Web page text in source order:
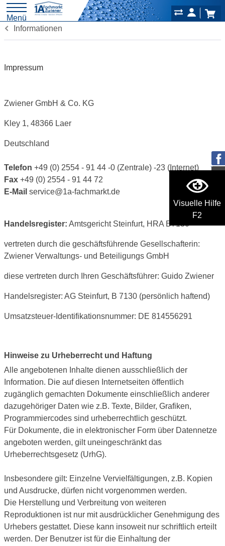
Visuelle Hilfe
F2
Menü
Informationen
Impressum
Zwiener GmbH & Co. KG
Kley 1, 48366 Laer
Deutschland
Telefon +49 (0) 2554 - 91 44 -0 (Zentrale) -23 (Internet)
Fax +49 (0) 2554 - 91 44 72
E-Mail service@1a-fachmarkt.de
Handelsregister: Amtsgericht Steinfurt, HRA B7130
vertreten durch die geschäftsführende Gesellschafterin:
Zwiener Verwaltungs- und Beteiligungs GmbH
diese vertreten durch Ihren Geschäftsführer: Guido Zwiener
Handelsregister: AG Steinfurt, B 7130 (persönlich haftend)
Umsatzsteuer-Identifikationsnummer: DE 814556291
Hinweise zu Urheberrecht und Haftung
Alle angebotenen Inhalte dienen ausschließlich der
Information. Die auf diesen Internetseiten öffentlich
zugänglich gemachten Dokumente einschließlich anderer
dazugehöriger Daten wie z.B. Texte, Bilder, Grafiken,
Programmiercodes sind urheberrechtlich geschützt.
Für Dokumente, die in elektronischer Form über Datennetze
angeboten werden, gilt uneingeschränkt das
Urheberrechtsgesetz (UrhG).
Insbesondere gilt: Einzelne Vervielfältigungen, z.B. Kopien
und Ausdrucke, dürfen nicht vorgenommen werden.
Die Herstellung und Verbreitung von weiteren
Reproduktionen ist nur mit ausdrücklicher Genehmigung des
Urhebers gestattet. Diese kann insoweit nur schriftlich erteilt
werden. Der Benutzer ist für die Einhaltung der